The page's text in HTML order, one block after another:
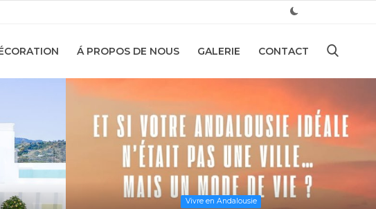
Á PROPOS DE NOUS GALERIE CONTACT
Vivre en Andalousie